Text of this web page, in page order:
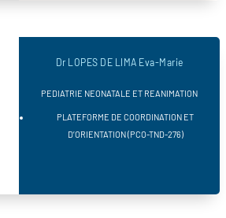
Dr LOPES DE LIMA Eva-Marie
PEDIATRIE NEONATALE ET REANIMATION
PLATEFORME DE COORDINATION ET
D’ORIENTATION (PCO-TND-276)